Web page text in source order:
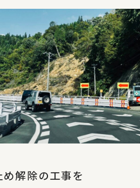
解除の工事を